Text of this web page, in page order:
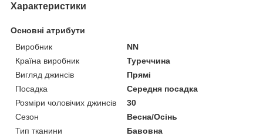
Характеристики
Основні атрибути
Виробник
NN
Країна виробник
Туреччина
Вигляд джинсів
Прямі
Посадка
Середня посадка
Розміри чоловічих джинсів
30
Сезон
Весна/Осінь
Тип тканини
Бавовна